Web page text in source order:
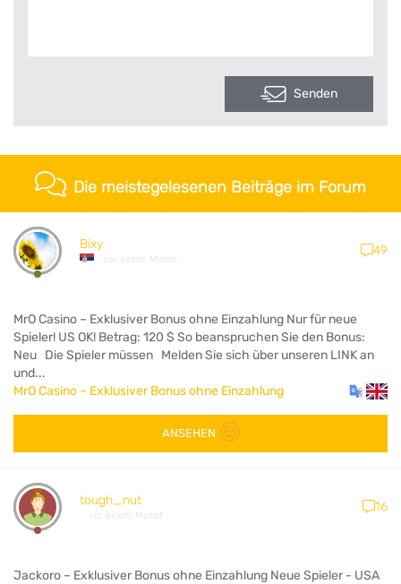
Senden
Die meistegelesenen Beiträge im Forum
Bixy
vor einem Monat
49
MrO Casino – Exklusiver Bonus ohne Einzahlung Nur für neue
Spieler! US OK! Betrag: 120 $ So beanspruchen Sie den Bonus:
Neu Die Spieler müssen Melden Sie sich über unseren LINK an
und...
MrO Casino – Exklusiver Bonus ohne Einzahlung
ANSEHEN
tough_nut
vor einem Monat
16
Jackoro – Exklusiver Bonus ohne Einzahlung Neue Spieler - USA